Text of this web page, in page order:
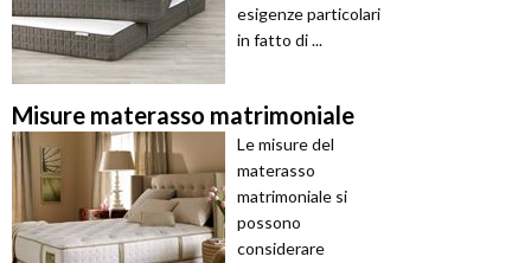
esigenze particolari
in fatto di ...
Misure materasso matrimoniale
Le misure del
materasso
matrimoniale si
possono
considerare